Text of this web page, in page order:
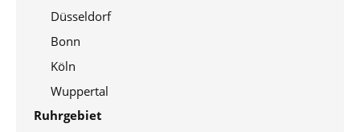
Düsseldorf
Bonn
Köln
Wuppertal
Ruhrgebiet